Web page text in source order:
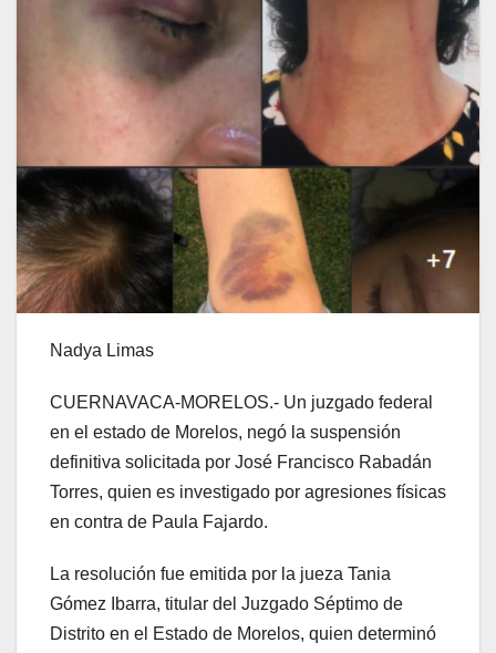
Nadya Limas
CUERNAVACA-MORELOS.- Un juzgado federal
en el estado de Morelos, negó la suspensión
definitiva solicitada por José Francisco Rabadán
Torres, quien es investigado por agresiones físicas
en contra de Paula Fajardo.
La resolución fue emitida por la jueza Tania
Gómez Ibarra, titular del Juzgado Séptimo de
Distrito en el Estado de Morelos, quien determinó